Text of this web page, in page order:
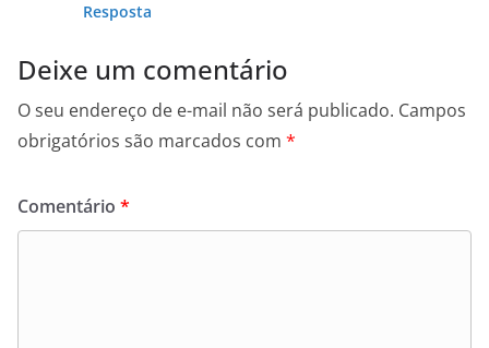
Resposta
Deixe um comentário
O seu endereço de e-mail não será publicado. Campos
obrigatórios são marcados com *
Comentário *